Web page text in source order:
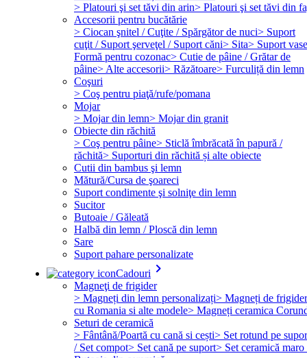
> Platouri şi set tăvi din arin> Platouri şi set tăvi din
Accesorii pentru bucătărie
> Ciocan şnitel / Cuţite / Spărgător de nuci> Suport
cuţit / Suport şerveţel / Suport căni> Sita> Suport vase
Formă pentru cozonac> Cutie de pâine / Grătar de
pâine> Alte accesorii> Răzătoare> Furculiță din lemn
Coşuri
> Coş pentru piaţă/rufe/pomana
Mojar
> Mojar din lemn> Mojar din granit
Obiecte din răchită
> Coş pentru pâine> Sticlă îmbrăcată în papură /
răchită> Suporturi din răchită și alte obiecte
Cutii din bambus şi lemn
Mătură/Cursa de şoareci
Suport condimente şi solniţe din lemn
Sucitor
Butoaie / Găleată
Halbă din lemn / Ploscă din lemn
Sare
Suport pahare personalizate
Cadouri keyboard_arrow_right
Magneţi de frigider
> Magneți din lemn personalizați> Magneți de frigider
cu Romania si alte modele> Magneți ceramica
Seturi de ceramică
> Fântână/Poartă cu cană si cești> Set rotund pe
/ Set compot> Set cană pe suport> Set ceramică maro